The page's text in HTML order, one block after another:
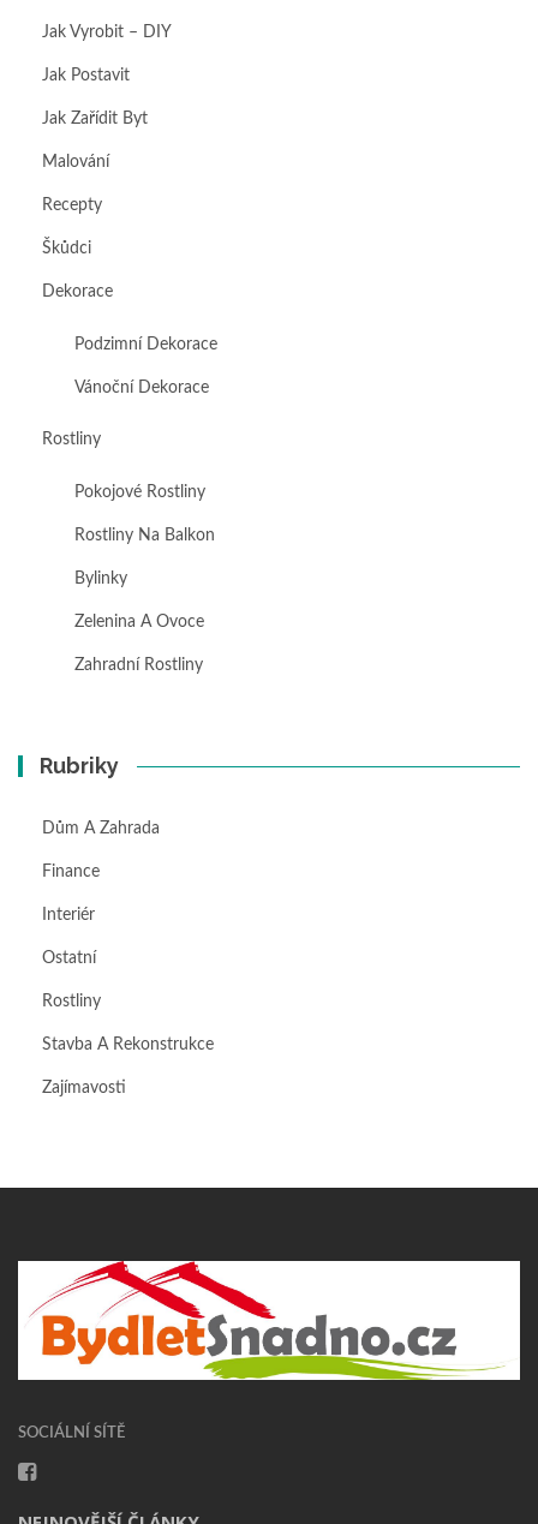
Jak Vyrobit – DIY
Jak Postavit
Jak Zařídit Byt
Malování
Recepty
Škůdci
Dekorace
Podzimní Dekorace
Vánoční Dekorace
Rostliny
Pokojové Rostliny
Rostliny Na Balkon
Bylinky
Zelenina A Ovoce
Zahradní Rostliny
Rubriky
Dům A Zahrada
Finance
Interiér
Ostatní
Rostliny
Stavba A Rekonstrukce
Zajímavosti
SOCIÁLNÍ SÍTĚ